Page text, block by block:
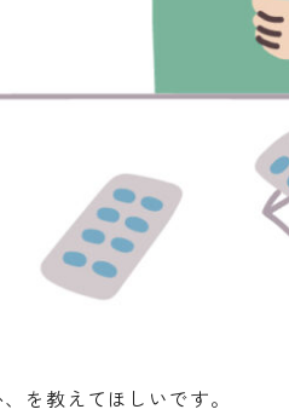
を教えてほしいです。